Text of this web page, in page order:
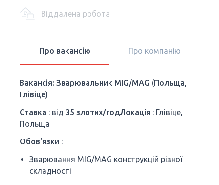
Віддалена робота
Про вакансію Про компанію
Вакансія: Зварювальник MIG/MAG (Польща,
Глівіце)
Ставка : від 35 злотих/годЛокація : Глівіце,
Польща
Обов'язки :
Зварювання MIG/MAG конструкцій різної
складності